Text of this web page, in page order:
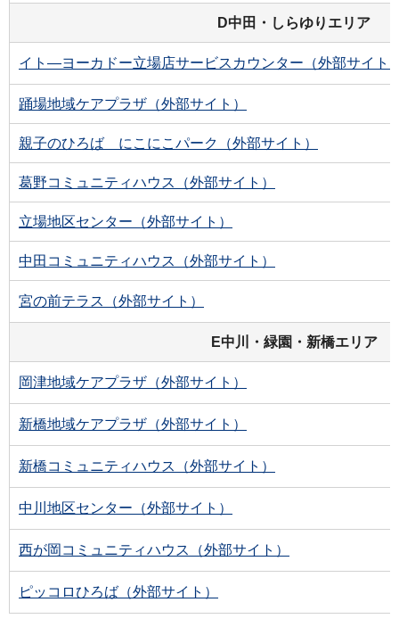
D中田・しらゆりエリア
イト―ヨーカドー立場店サービスカウンター（外部サイト
踊場地域ケアプラザ（外部サイト）
親子のひろば にこにこパーク（外部サイト）
葛野コミュニティハウス（外部サイト）
立場地区センター（外部サイト）
中田コミュニティハウス（外部サイト）
宮の前テラス（外部サイト）
E中川・緑園・新橋エリア
岡津地域ケアプラザ（外部サイト）
新橋地域ケアプラザ（外部サイト）
新橋コミュニティハウス（外部サイト）
中川地区センター（外部サイト）
西が岡コミュニティハウス（外部サイト）
ピッコロひろば（外部サイト）